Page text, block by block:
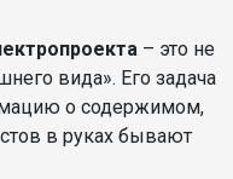
– это не
вида». Его задача
о содержимом,
в руках бывают